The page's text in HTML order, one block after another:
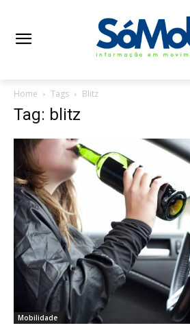
Home Tags Blitz
Tag: blitz
Mobilidade